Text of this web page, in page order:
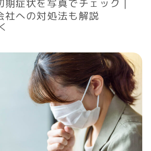
症状を写真でチェック｜
社への対処法も解説